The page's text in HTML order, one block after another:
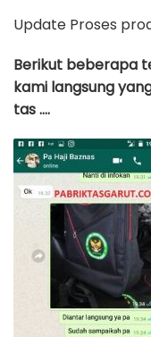
Update Proses
Berikut beberapa
kami langsung
tas ….